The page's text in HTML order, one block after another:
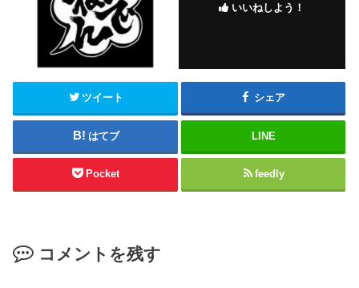
いいねしよう！
ツイート シェア
はてブ LINE
Pocket feedly
コメントを残す